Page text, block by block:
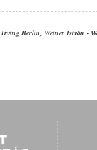
Irving Berlin, Weiner István -